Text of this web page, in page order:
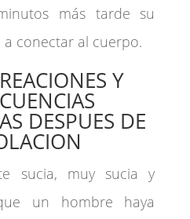
más tarde su
a conectar al cuerpo.
Y
DESPUES DE
muy sucia y
un hombre haya